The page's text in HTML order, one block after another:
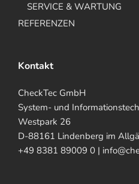
SERVICE & WARTUNG
REFERENZEN
Kontakt
CheckTec GmbH
System- und
Westpark 26
D-88161 Lindenberg im
+49 8381 89009 0 |